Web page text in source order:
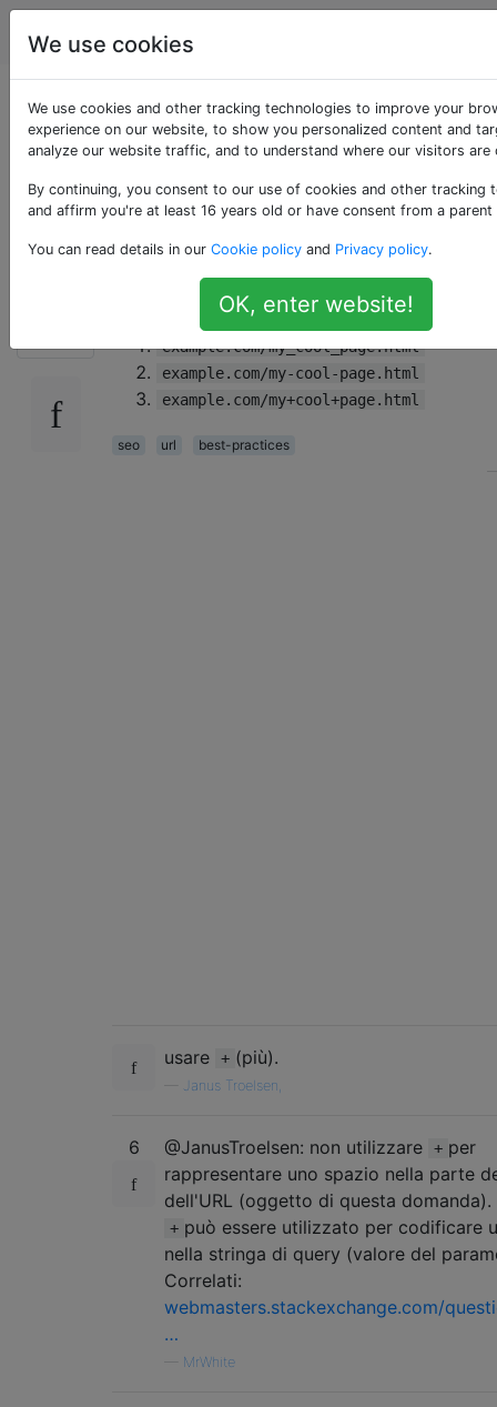
Webmasters
URL: dovrei usare
trattini, trattini bassi
o simboli più?
Quale è meglio per i motori di ricerca?
example.com/my_cool_page.html
example.com/my-cool-page.html
example.com/my+cool+page.html
seo url
best-practices
usare + (più).
Janus Troelsen,
6 @JanusTroelsen: non utilizzare + per
rappresentare uno spazio nella parte
dell'URL (oggetto di questa domanda).
+ può essere utilizzato per codificare
nella stringa di query (valore del
Correlati:
webmasters.stackexchange.com/
…
MrWhite
We use cookies
We use cookies and other tracking technologies to improve your
experience on our website, to show you personalized content and
analyze our website traffic, and to understand where our visitors are
By continuing, you consent to our use of cookies and other tracking
and affirm you're at least 16 years old or have consent from a parent
You can read details in our Cookie policy and Privacy policy.
OK, enter website!